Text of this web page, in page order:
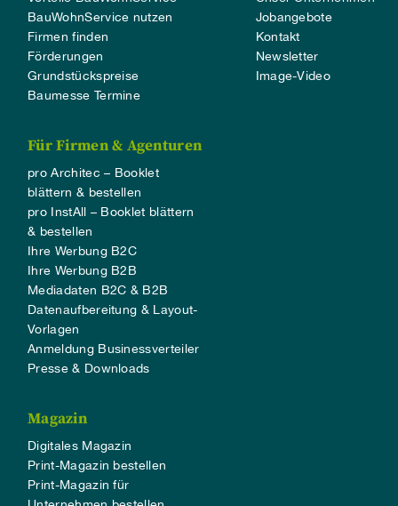
BauWohnService nutzen
Firmen finden
Förderungen
Grundstückspreise
Baumesse Termine
Jobangebote
Kontakt
Newsletter
Image-Video
Für Firmen & Agenturen
pro Architec – Booklet
blättern & bestellen
pro InstAll – Booklet blättern
& bestellen
Ihre Werbung B2C
Ihre Werbung B2B
Mediadaten B2C & B2B
Datenaufbereitung & Layout-
Vorlagen
Anmeldung Businessverteiler
Presse & Downloads
Magazin
Digitales Magazin
Print-Magazin bestellen
Print-Magazin für